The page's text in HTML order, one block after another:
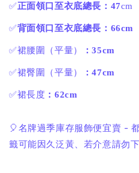
✅正面領口至衣底總長：47cm
✅背面領口至衣底總長：66cm
✅裙腰圍（平量） ：35cm
✅裙臀圍（平量） ：47cm
✅裙長度 ：62cm
🎈名牌過季庫存服飾便宜賣 -
籤可能因久泛黃、若介意請勿